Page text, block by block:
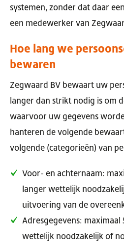
systemen, zonder dat daar
een medewerker van
Hoe lang we
bewaren
Zegwaard BV bewaart uw
langer dan strikt nodig is om
waarvoor uw gegevens
hanteren de volgende
volgende (categorieën) van
Voor- en achternaam:
langer wettelijk
uitvoering van de
Adresgegevens:
wettelijk noodzakelijk of